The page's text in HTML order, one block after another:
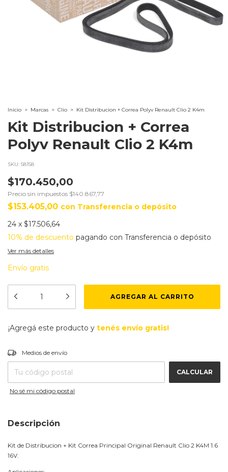
Inicio > Marcas > Clio > Kit Distribucion + Correa Polyv Renault Clio 2 K4m
Kit Distribucion + Correa
Polyv Renault Clio 2 K4m
SKU: 58158
$170.450,00
Precio sin impuestos $140.867,77
$153.405,00 con Transferencia o depósito
24 x $17.506,64
10% de descuento pagando con Transferencia o depósito
Ver más detalles
Envío gratis
¡Agregá este producto y tenés envío gratis!
Entregas para el CP:
Medios de envío
CALCULAR
No sé mi código postal
Descripción
Kit de Distribucion + Kit Correa Principal Original Renault Clio 2 K4M 1.6
16V.